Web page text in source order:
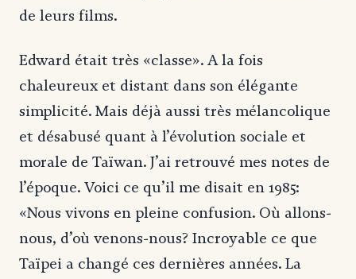
de leurs films.
Edward était très «classe». A la fois
chaleureux et distant dans son élégante
simplicité. Mais déjà aussi très mélancolique
et désabusé quant à l’évolution sociale et
morale de Taïwan. J’ai retrouvé mes notes de
l’époque. Voici ce qu’il me disait en 1985:
«Nous vivons en pleine confusion. Où allons-
nous, d’où venons-nous? Incroyable ce que
Taïpei a changé ces dernières années. La